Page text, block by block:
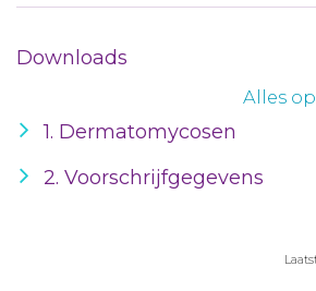
Downloads
Alles
1. Dermatomycosen
2. Voorschrijfgegevens